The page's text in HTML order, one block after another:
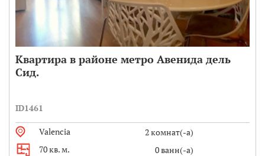
Квартира в районе метро Авенида дель
Сид.
ID1461
Valencia
2 комнат(-а)
70 кв. м.
0 ванн(-а)